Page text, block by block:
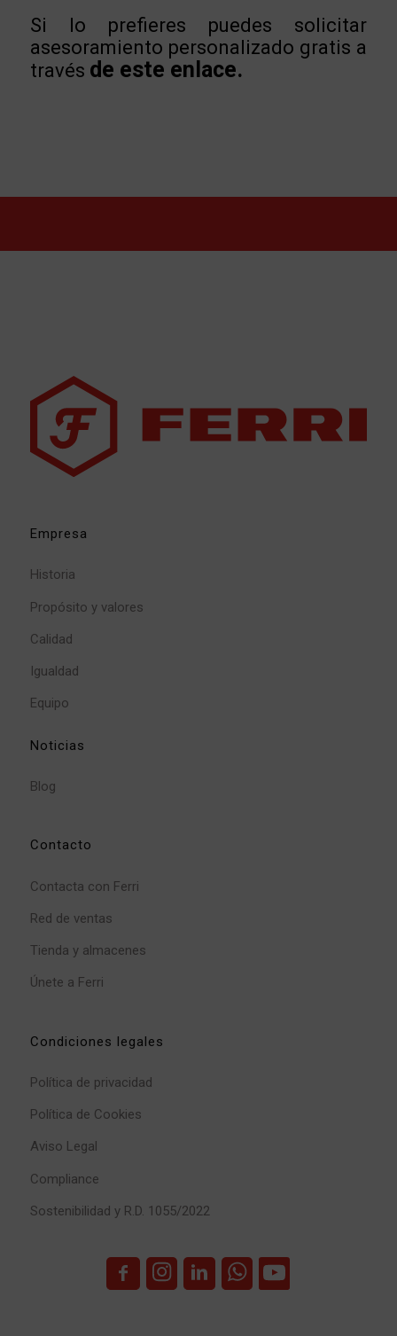
Si lo prefieres puedes solicitar
asesoramiento personalizado gratis a
través de este enlace.
Empresa
Historia
Propósito y valores
Calidad
Igualdad
Equipo
Noticias
Blog
Contacto
Contacta con Ferri
Red de ventas
Tienda y almacenes
Únete a Ferri
Condiciones legales
Política de privacidad
Política de Cookies
Aviso Legal
Compliance
Sostenibilidad y R.D. 1055/2022